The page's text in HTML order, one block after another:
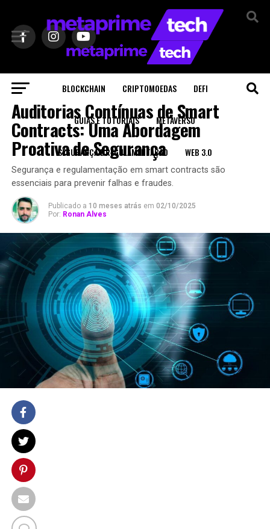
BLOCKCHAIN CRIPTOMOEDAS DEFI
GUIAS E TUTORIAIS METAVERSO
SEGURANÇA E REGULAMENTAÇÃO WEB 3.0
SEGURANÇA E REGULAMENTAÇÃO
Auditorias Contínuas de Smart
Contracts: Uma Abordagem
Proativa de Segurança
Segurança e regulamentação em smart contracts são
essenciais para prevenir falhas e fraudes.
Publicado a 10 meses atrás em 02/10/2025
Por: Ronan Alves
Sair da versão mobile